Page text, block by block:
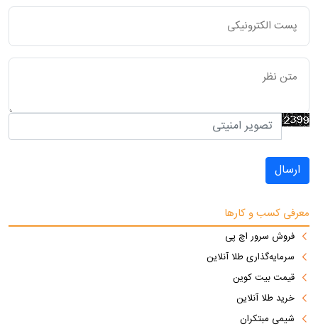
ارسال
معرفی کسب و کارها
فروش سرور اچ پی
سرمایه‌گذاری طلا آنلاین
قیمت بیت کوین
خرید طلا آنلاین
شیمی مبتکران